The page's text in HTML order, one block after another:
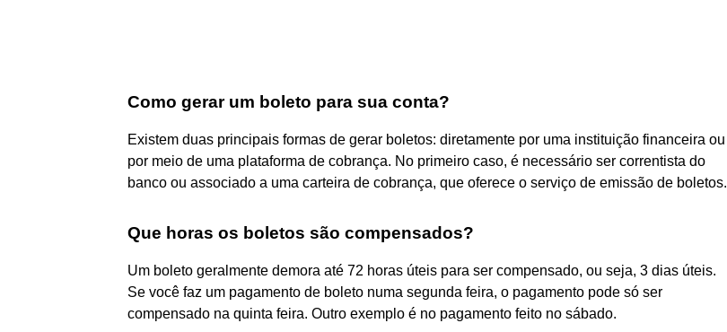
Como gerar um boleto para sua conta?
Existem duas principais formas de gerar boletos: diretamente por uma instituição financeira ou
por meio de uma plataforma de cobrança. No primeiro caso, é necessário ser correntista do
banco ou associado a uma carteira de cobrança, que oferece o serviço de emissão de boletos.
Que horas os boletos são compensados?
Um boleto geralmente demora até 72 horas úteis para ser compensado, ou seja, 3 dias úteis.
Se você faz um pagamento de boleto numa segunda feira, o pagamento pode só ser
compensado na quinta feira. Outro exemplo é no pagamento feito no sábado.